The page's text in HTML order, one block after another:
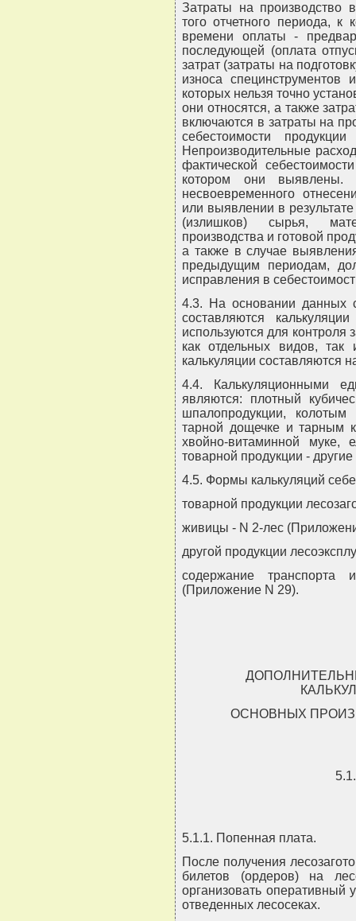
Затраты на производство
того отчетного периода, к
времени оплаты -
последующей (оплата
затрат (затраты на
износа
которых нельзя точно
они относятся, а также
включаются в затраты на
себестоимости
Непроизводительные
фактической
котором они выявлены.
несвоевременного
или выявлении в
(излишков) сырья,
производства и готовой
а также в случае
предыдущим периодам,
исправления в
4.3. На основании данных
составляются
используются для
как отдельных видов, так
калькуляции составляются
4.4. Калькуляционными
являются: плотный
шпалопродукции,
тарной дощечке и тарным
хвойно-витаминной муке,
товарной продукции -
4.5. Формы калькуляций
товарной продукции
живицы - N 2-лес
другой продукции
содержание
(Приложение N 29).
ОСНОВНЫХ
5.1.1. Попенная плата.
После получения
билетов (ордеров) на
организовать оперативный
отведенных лесосеках.